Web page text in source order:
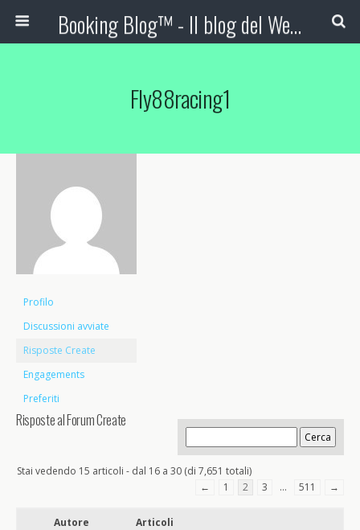
Booking Blog™ - Il blog del Web Marketing Turistico
Fly88racing1
Profilo
Discussioni avviate
Risposte Create
Engagements
Preferiti
Risposte al Forum Create
Stai vedendo 15 articoli - dal 16 a 30 (di 7,651 totali)
←
1 2 3 … 511 →
Autore Articoli